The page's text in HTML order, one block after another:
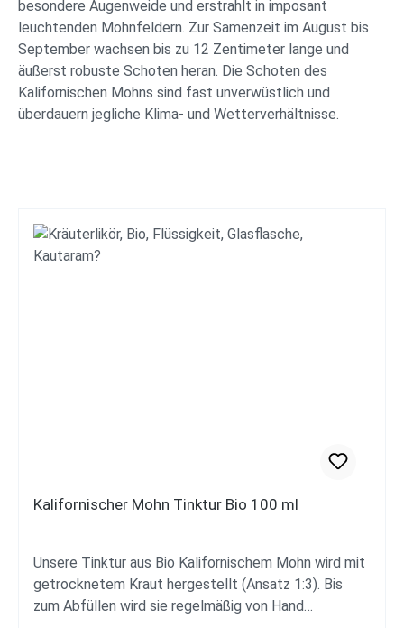
besondere Augenweide und erstrahlt in imposant
leuchtenden Mohnfeldern. Zur Samenzeit im August bis
September wachsen bis zu 12 Zentimeter lange und
äußerst robuste Schoten heran. Die Schoten des
Kalifornischen Mohns sind fast unverwüstlich und
überdauern jegliche Klima- und Wetterverhältnisse.
Kalifornischer Mohn Tinktur Bio 100 ml
Unsere Tinktur aus Bio Kalifornischem Mohn wird mit
getrocknetem Kraut hergestellt (Ansatz 1:3). Bis
zum Abfüllen wird sie regelmäßig von Hand